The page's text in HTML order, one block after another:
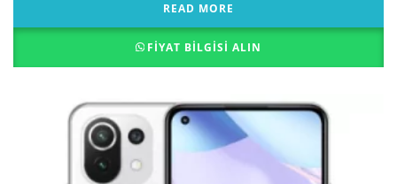
READ MORE
FIYAT BILGISI ALIN